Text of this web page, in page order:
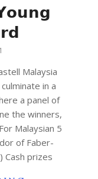
Malaysia
in a
a panel of
the winners,
Malaysian 5
of Faber-
Cash prizes